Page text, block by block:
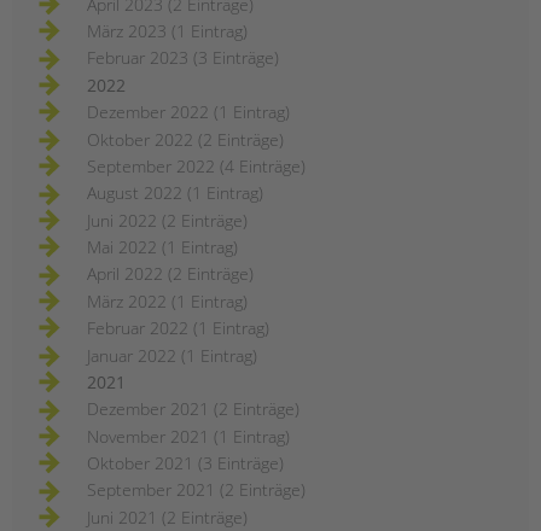
März 2023 (1 Eintrag)
Februar 2023 (3 Einträge)
2022
Dezember 2022 (1 Eintrag)
Oktober 2022 (2 Einträge)
September 2022 (4 Einträge)
August 2022 (1 Eintrag)
Juni 2022 (2 Einträge)
Mai 2022 (1 Eintrag)
April 2022 (2 Einträge)
März 2022 (1 Eintrag)
Februar 2022 (1 Eintrag)
Januar 2022 (1 Eintrag)
2021
Dezember 2021 (2 Einträge)
November 2021 (1 Eintrag)
Oktober 2021 (3 Einträge)
September 2021 (2 Einträge)
Juni 2021 (2 Einträge)